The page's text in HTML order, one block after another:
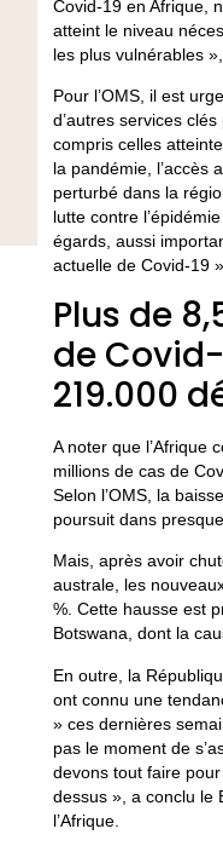
Covid-19 en Afrique,
atteint le niveau
les plus vulnérables
Pour l’OMS, il est
d’autres services
compris celles
la pandémie, l’accès
perturbé dans la
lutte contre
égards, aussi
actuelle de Covid-19
Plus de
de
219.000
A noter que l’Afrique
millions de cas de
Selon l’OMS, la
poursuit dans
Mais, après avoir
australe, les
%. Cette hausse est
Botswana, dont la
En outre, la
ont connu une
» ces dernières
pas le moment de
devons tout faire
dessus », a conclu le
l’Afrique.